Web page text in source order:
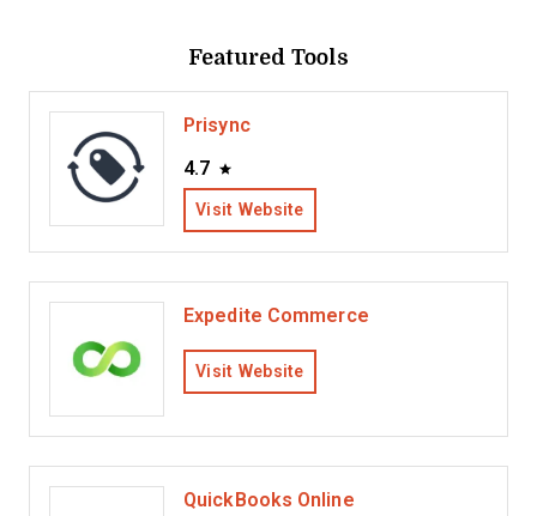
Featured Tools
Prisync
4.7
Visit Website
Expedite Commerce
Visit Website
QuickBooks Online